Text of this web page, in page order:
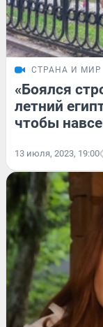
СТРАНА И МИР
«Боялся
летний
чтобы
13 июля, 2023, 19:00